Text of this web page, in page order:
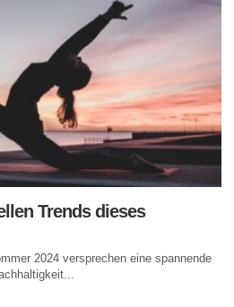
Trends dieses
2024 versprechen eine spannende